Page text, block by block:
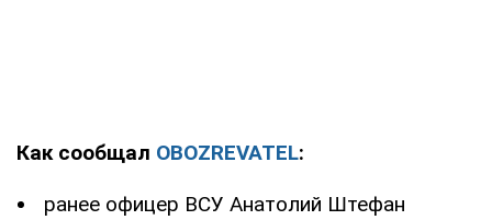
Как сообщал OBOZREVATEL:
ранее офицер ВСУ Анатолий Штефан